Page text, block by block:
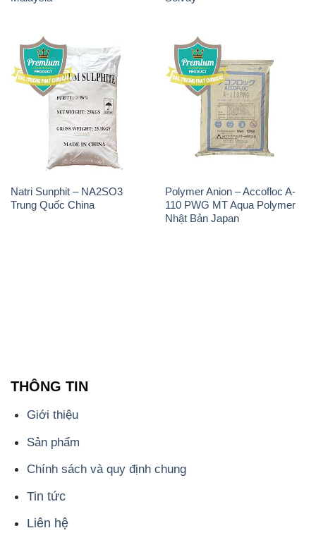
Natri Sunphit – NA2SO3
Trung Quốc China
Polymer Anion – Accofloc A-
110 PWG MT Aqua Polymer
Nhật Bản Japan
THÔNG TIN
Giới thiệu
Sản phẩm
Chính sách và quy định chung
Tin tức
Liên hệ